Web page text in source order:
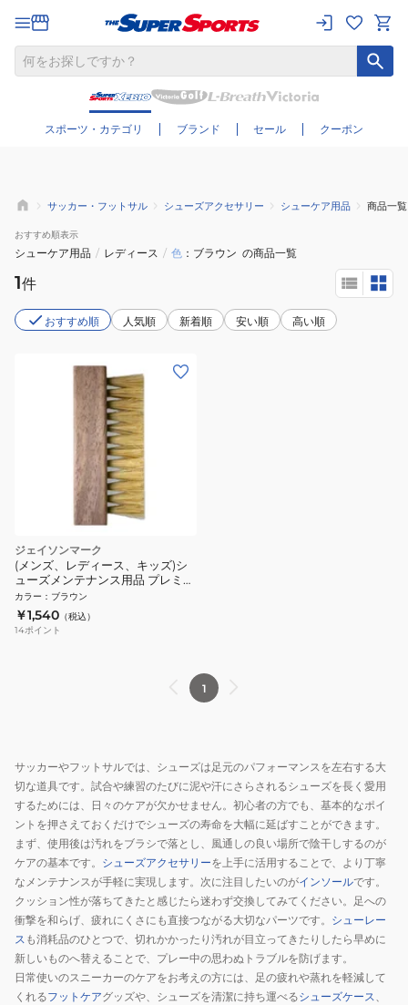
スポーツ・カテゴリ ブランド セール クーポン
さらに絞り込む
サッカー・フットサル シューズアクセサリー シューケア用品 商品一覧
おすすめ順表示
シューケア用品 / レディース / 色 ブラウン の商品一覧
1件
おすすめ順 人気順 新着順 安い順 高い順
ジェイソンマーク
(メンズ、レディース、キッズ)シ
ューズメンテナンス用品 プレミア
ム クリーニングブラシ 200120
カラー ： ブラウン
￥1,540 （税込）
14ポイント
1
サッカーやフットサルでは、シューズは足元のパフォーマンスを左右する大
切な道具です。試合や練習のたびに泥や汗にさらされるシューズを長く愛用
するためには、日々のケアが欠かせません。初心者の方でも、基本的なポイ
ントを押さえておくだけでシューズの寿命を大幅に延ばすことができます。
まず、使用後は汚れをブラシで落とし、風通しの良い場所で陰干しするのが
ケアの基本です。 シューズアクセサリーを上手に活用することで、より丁寧
なメンテナンスが手軽に実現します。次に注目したいのがインソールです。
クッション性が落ちてきたと感じたら迷わず交換してみてください。足への
衝撃を和らげ、疲れにくさにも直接つながる大切なパーツです。 シューレー
ス も消耗品のひとつで、切れかかったり汚れが目立ってきたりしたら早めに
新しいものへ替えることで、プレー中の思わぬトラブルを防げます。
日常使いのスニーカーのケアをお考えの方には、足の疲れや蒸れを軽減して
くれるフットケアグッズや、シューズを清潔に持ち運べるシューズケース、